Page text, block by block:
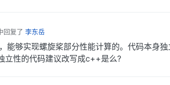
回复了 李东岳
能够实现螺旋桨部分性能计算的。代码本身
立性的代码建议改写成c++是么?